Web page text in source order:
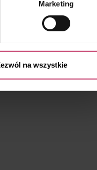
Ci prawach
Marketing
na wszystkie